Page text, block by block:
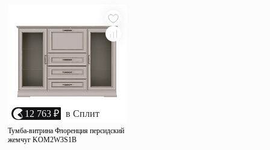
12 763 ₽ в Сплит
Тумба-витрина Флоренция персидский
жемчуг KOM2W3S1B